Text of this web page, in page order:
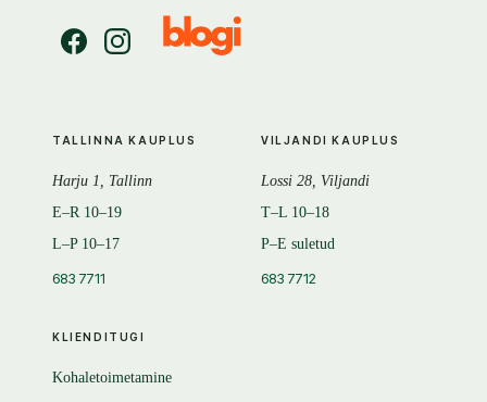
KLIENDITUGI
Kohaletoimetamine
TALLINNA KAUPLUS
Harju 1, Tallinn
E–R 10–19
L–P 10–17
683 7711
VILJANDI KAUPLUS
Lossi 28, Viljandi
T–L 10–18
P–E suletud
683 7712